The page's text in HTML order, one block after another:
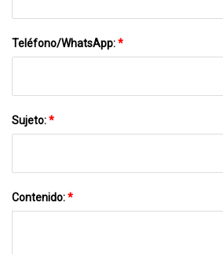
Teléfono/WhatsApp:*
Sujeto:*
Contenido:*